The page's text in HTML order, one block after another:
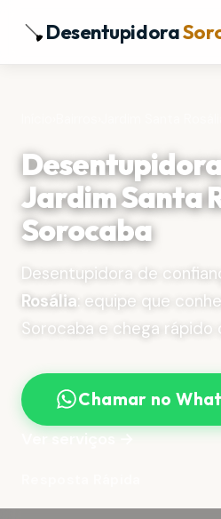
Desentupidora
Jardim Santa
Sorocaba
Desentupidora de
Rosália: equipe que
Sorocaba e chega rápido
Chamar no
Ver serviços →